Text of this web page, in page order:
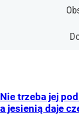
Nie trzeba jej
a jesienią daje